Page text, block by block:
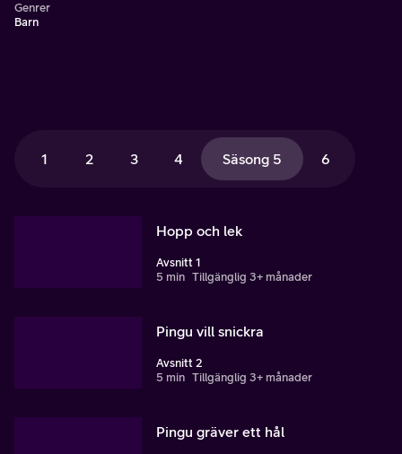
Genrer
Barn
1 2 3 4 Säsong 5 6
Hopp och lek
Avsnitt 1
5 min Tillgänglig 3+ månader
Pingu vill snickra
Avsnitt 2
5 min Tillgänglig 3+ månader
Pingu gräver ett hål